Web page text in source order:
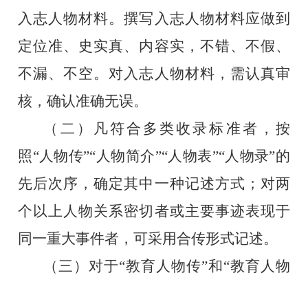
入志人物材料。撰写入志人物材料应做到
定位准、史实真、内容实，不错、不假、
不漏、不空。对入志人物材料，需认真审
核，确认准确无误。
（二）凡符合多类收录标准者，按
照“人物传”“人物简介”“人物表”“人物录”的
先后次序，确定其中一种记述方式；对两
个以上人物关系密切者或主要事迹表现于
同一重大事件者，可采用合传形式记述。
（三）对于“教育人物传”和“教育人物